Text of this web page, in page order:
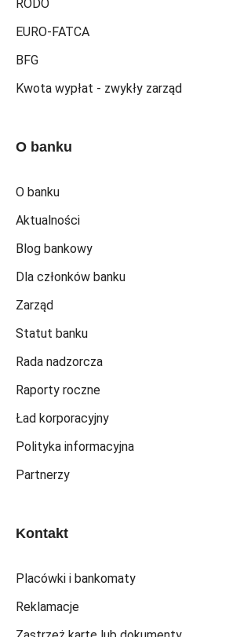
RODO
EURO-FATCA
BFG
Kwota wypłat - zwykły zarząd
O banku
O banku
Aktualności
Blog bankowy
Dla członków banku
Zarząd
Statut banku
Rada nadzorcza
Raporty roczne
Ład korporacyjny
Polityka informacyjna
Partnerzy
Kontakt
Placówki i bankomaty
Reklamacje